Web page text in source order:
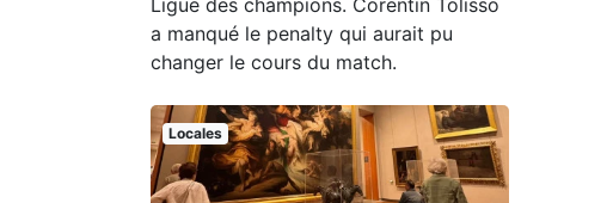
a manqué le penalty qui aurait pu
changer le cours du match.
Locales